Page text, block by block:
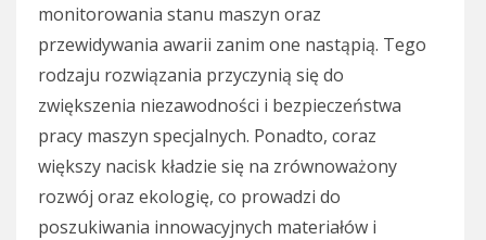
monitorowania stanu maszyn oraz
przewidywania awarii zanim one nastąpią. Tego
rodzaju rozwiązania przyczynią się do
zwiększenia niezawodności i bezpieczeństwa
pracy maszyn specjalnych. Ponadto, coraz
większy nacisk kładzie się na zrównoważony
rozwój oraz ekologię, co prowadzi do
poszukiwania innowacyjnych materiałów i